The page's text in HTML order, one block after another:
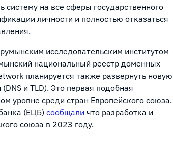
на все сферы государственного
личности и полностью отказаться
исследовательским институтом
национальный реестр доменных
планируется также развернуть новую
и TLD). Это первая подобная
уровне среди стран Европейского союза.
(ЕЦБ) сообщали что разработка и
союза в 2023 году.